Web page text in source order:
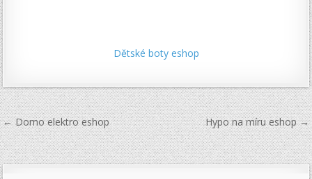
Dětské boty eshop
Navigace
pro
příspěvek
← Domo elektro eshop Hypo na míru eshop →